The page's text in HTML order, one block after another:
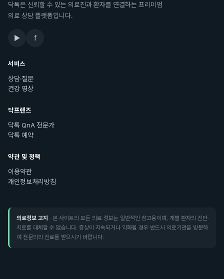
닥톡은 신뢰할 수 있는 의료진과 환자를 연결하는 프리미엄
의료 상담 플랫폼입니다.
▶ f
서비스
상담·질문
건강 영상
닥프렌즈
닥톡 QnA 전문가
닥톡 예약
약관 및 정책
이용약관
개인정보처리방침
의료정보 고지 · 본 사이트의 모든 의료 정보는 일반적인 참고용이며, 개별 환자의 진단·
치료를 대체할 수 없습니다. 증상이 지속되거나 악화될 경우 반드시 의료기관을 방문하
여 전문의의 진료를 받으시기 바랍니다.